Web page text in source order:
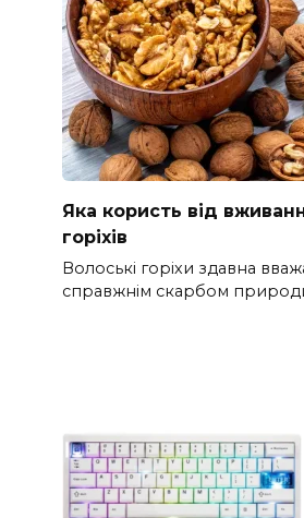
Яка користь від
горіхів
Волоські горіхи здавна
справжнім скарбом